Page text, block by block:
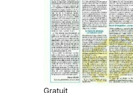
Gratuit